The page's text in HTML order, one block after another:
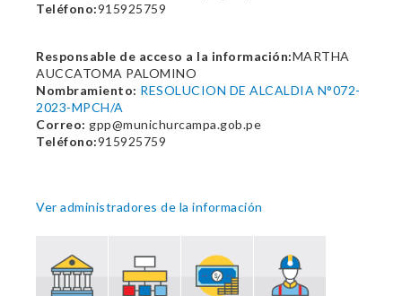
Teléfono:915925759
Responsable de acceso a la información:MARTHA
AUCCATOMA PALOMINO
Nombramiento: RESOLUCION DE ALCALDIA N°072-
2023-MPCH/A
Correo: gpp@munichurcampa.gob.pe
Teléfono:915925759
Ver administradores de la información